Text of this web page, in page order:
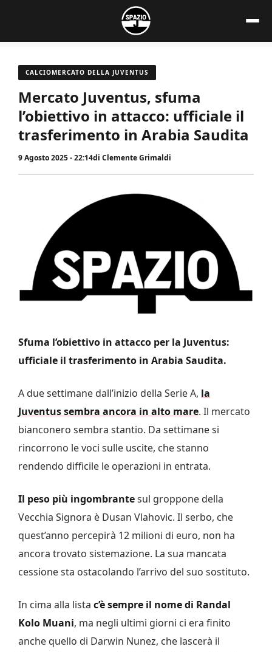
contenuto
CALCIOMERCATO DELLA JUVENTUS
Mercato Juventus, sfuma
l’obiettivo in attacco: ufficiale il
trasferimento in Arabia Saudita
9 Agosto 2025 - 22:14di Clemente Grimaldi
Sfuma l’obiettivo in attacco per la Juventus:
ufficiale il trasferimento in Arabia Saudita.
A due settimane dall’inizio della Serie A, la
Juventus sembra ancora in alto mare. Il mercato
bianconero sembra stantio. Da settimane si
rincorrono le voci sulle uscite, che stanno
rendendo difficile le operazioni in entrata.
Il peso più ingombrantesul groppone della
Vecchia Signora è Dusan Vlahovic. Il serbo, che
quest’anno percepirà 12 milioni di euro, non ha
ancora trovato sistemazione. La sua mancata
cessione sta ostacolando l’arrivo del suo sostituto.
In cima alla lista c’è sempre il nome di Randal
Kolo Muani, ma negli ultimi giorni ci era finito
anche quello di Darwin Nunez, che lascerà il